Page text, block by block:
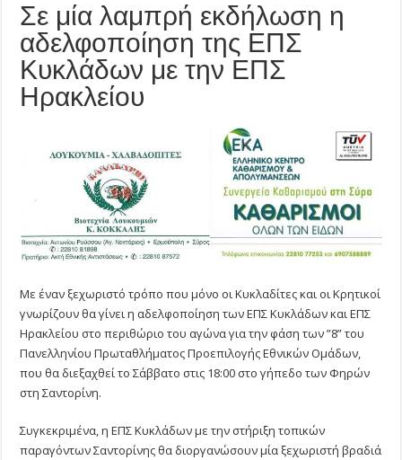
λαμπρή
εκδήλωση
η
αδελφοποίηση
της
ΕΠΣ
Κυκλάδων
Ηρακλείου
Σε μία λαμπρή εκδήλωση η
αδελφοποίηση της ΕΠΣ
Κυκλάδων με την ΕΠΣ
Ηρακλείου
Με έναν ξεχωριστό τρόπο που μόνο οι Κυκλαδίτες και οι Κρητικοί
γνωρίζουν θα γίνει η αδελφοποίηση των ΕΠΣ Κυκλάδων και ΕΠΣ
Ηρακλείου στο περιθώριο του αγώνα για την φάση των ”8” του
Πανελληνίου Πρωταθλήματος Προεπιλογής Εθνικών Ομάδων,
που θα διεξαχθεί το Σάββατο στις 18:00 στο γήπεδο των Φηρών
στη Σαντορίνη.
Συγκεκριμένα, η ΕΠΣ Κυκλάδων με την στήριξη τοπικών
παραγόντων Σαντορίνης θα διοργανώσουν μία ξεχωριστή βραδιά